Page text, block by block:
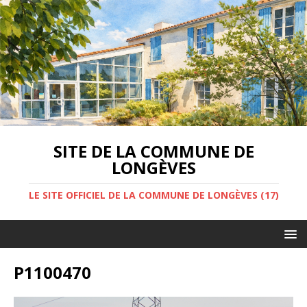
SITE DE LA COMMUNE DE
LONGÈVES
LE SITE OFFICIEL DE LA COMMUNE DE LONGÈVES (17)
P1100470